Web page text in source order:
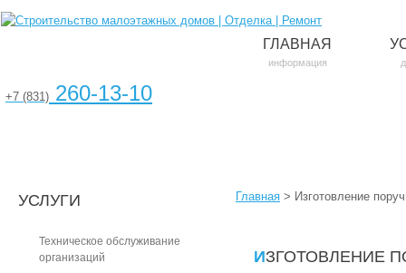
+7 (831) 260-13-10
ГЛАВНАЯ
информация
УСЛУГИ
Техническое обслуживание
организаций
Главная > Изготовление
ИЗГОТОВЛЕНИЕ